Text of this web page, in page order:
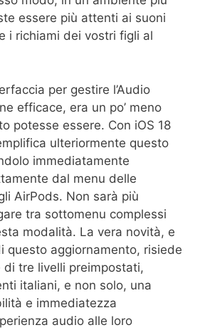
essere più attenti ai suoni
i richiami dei vostri figli al
per gestire l’Audio
efficace, era un po’ meno
potesse essere. Con iOS 18
ulteriormente questo
immediatamente
dal menu delle
AirPods. Non sarà più
tra sottomenu complessi
modalità. La vera novità, e
questo aggiornamento, risiede
di tre livelli preimpostati,
italiani, e non solo, una
e immediatezza
audio alle loro